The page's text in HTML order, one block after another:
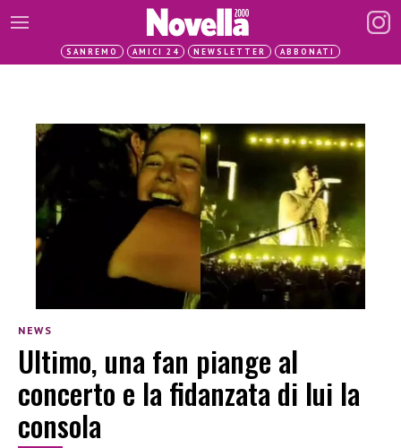
SANREMO AMICI 24 NEWSLETTER ABBONATI
NEWS
Ultimo, una fan piange al
concerto e la fidanzata di lui la
consola